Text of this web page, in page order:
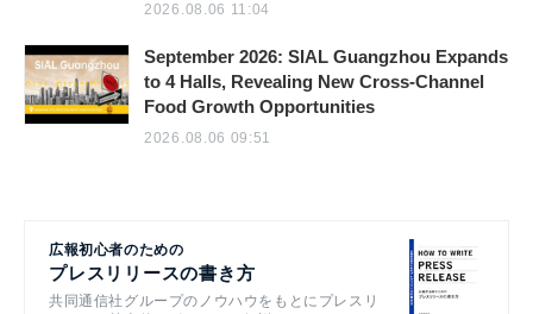
2026.08.06 11:04
September 2026: SIAL Guangzhou Expands
to 4 Halls, Revealing New Cross-Channel
Food Growth Opportunities
2026.08.06 09:51
広報初心者のための
プレスリリースの書き方
共同通信社グループのノウハウをもとにプレスリ